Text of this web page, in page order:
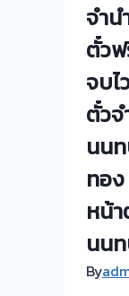
จำน
ตั๋ว
จบไ
ตั๋วจ
นน
ทอ
หน้
นน
By